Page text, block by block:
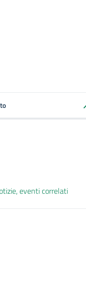
eventi correlati